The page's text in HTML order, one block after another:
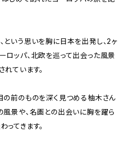
という思いを胸に日本を出発し、2ヶ
ロッパ、北欧を巡って出会った風景
ています。
の前のものを深く見つめる柚木さん
風景や、名画との出会いに胸を躍ら
てきます。